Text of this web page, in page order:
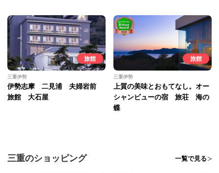
旅館
三重伊勢
伊勢志摩 二見浦 夫婦岩前
旅館 大石屋
旅館
三重伊勢
上質の美味とおもてなし。オー
シャンビューの宿 旅荘 海の
蝶
三重のショッピング 一覧で見る